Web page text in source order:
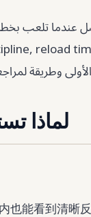
reload
لماذا
也能看到清晰